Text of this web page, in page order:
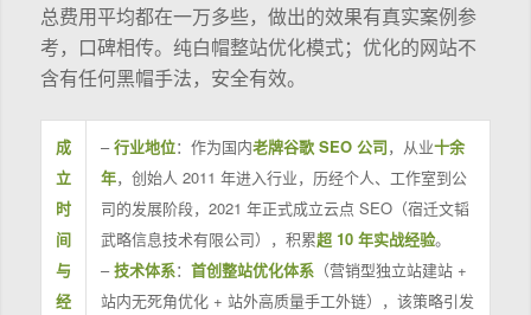
总费用平均都在一万多些，做出的效果有真实案例参
考，口碑相传。纯白帽整站优化模式；优化的网站不
含有任何黑帽手法，安全有效。
成
立
时
间
与
经
–行业地位：作为国内老牌谷歌 SEO 公司，从业十余
年，创始人 2011 年进入行业，历经个人、工作室到公
司的发展阶段，2021 年正式成立云点 SEO（宿迁文韬
武略信息技术有限公司），积累超 10 年实战经验。
–技术体系： 首创整站优化体系（营销型独立站建站 +
站内无死角优化 + 站外高质量手工外链），该策略引发